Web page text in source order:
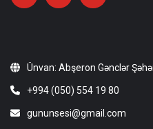
Ünvan: Abşeron Gənclər
+994 (050) 554 19 80
gununsesi@gmail.com